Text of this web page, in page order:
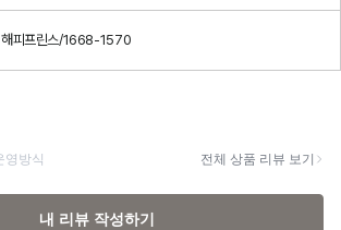
해피프린스/1668-1570